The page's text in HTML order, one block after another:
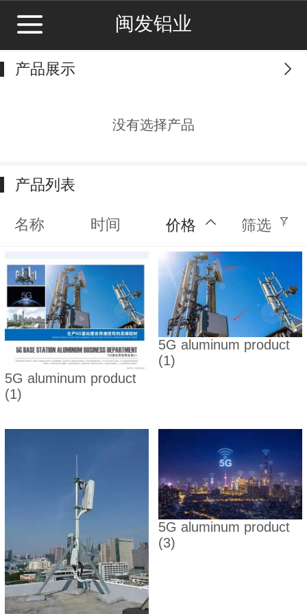
闽发铝业
产品展示
没有选择产品
产品列表
名称 时间 价格 筛选
5G aluminum product
(1)
5G aluminum product
(1)
5G aluminum product
(3)